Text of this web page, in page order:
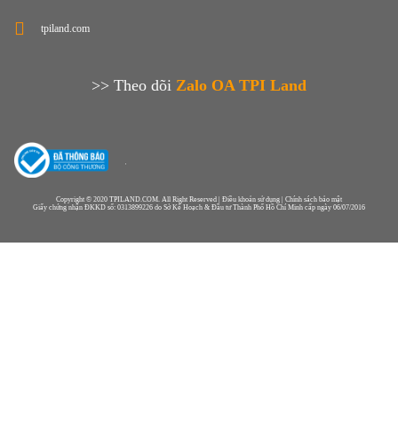
tpiland.com
>> Theo dõi Zalo OA TPI Land
Copyright © 2020 TPILAND.COM. All Right Reserved | Điều khoản sử dụng | Chính sách bảo mật
Giấy chứng nhận ĐKKD số: 0313899226 do Sở Kế Hoạch & Đầu tư Thành Phố Hồ Chí Minh cấp ngày 06/07/2016